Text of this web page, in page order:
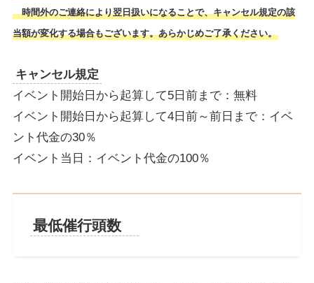
時間外のご連絡により翌日扱いになることで、キャンセル規定の該
当額が変化する場合もございます。あらかじめご了承ください。
キャンセル規定
イベント開始日から起算して5日前まで：無料
イベント開始日から起算して4日前～前日まで：イベ
ント代金の30％
イベント当日：イベント代金の100％
最低催行頭数